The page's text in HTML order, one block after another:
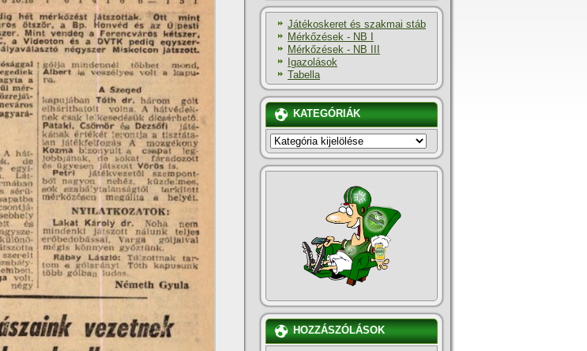
Játékoskeret és szakmai stáb
Mérkőzések - NB I
Mérkőzések - NB III
Igazolások
Tabella
KATEGÓRIÁK
KATEGÓRIÁK
HOZZÁSZÓLÁSOK